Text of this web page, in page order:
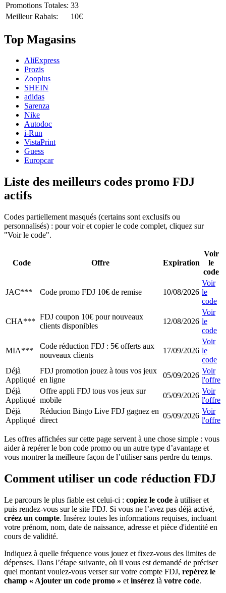
Promotions Totales: 33
Meilleur Rabais:
10€
Top Magasins
AliExpress
Prozis
Zooplus
SHEIN
adidas
Sarenza
Nike
Autodoc
i-Run
VistaPrint
Guess
Europcar
Liste des meilleurs codes promo FDJ
actifs
Codes partiellement masqués (certains sont exclusifs ou
personnalisés) : pour voir et copier le code complet, cliquez sur
"Voir le code".
Code Offre Expiration
Voir
le
code
JAC*** Code promo FDJ 10€ de remise 10/08/2026
Voir
le
code
CHA***
FDJ coupon 10€ pour nouveaux
clients disponibles
12/08/2026
Voir
le
code
MIA***
Code réduction FDJ : 5€ offerts aux
nouveaux clients
17/09/2026
Voir
le
code
Déjà
Appliqué
FDJ promotion jouez à tous vos jeux
en ligne
05/09/2026
Voir
l'offre
Déjà
Appliqué
Offre appli FDJ tous vos jeux sur
mobile
05/09/2026
Voir
l'offre
Déjà
Appliqué
Réducion Bingo Live FDJ gagnez en
direct
05/09/2026
Voir
l'offre
Les offres affichées sur cette page servent à une chose simple : vous
aider à repérer le bon code promo ou un autre type d’avantage et
vous montrer la meilleure façon de l’utiliser sans perdre du temps.
Comment utiliser un code réduction FDJ
Le parcours le plus fiable est celui-ci : copiez le code à utiliser et
puis rendez-vous sur le site FDJ. Si vous ne l’avez pas déjà activé,
créez un compte. Insérez toutes les informations requises, incluant
votre prénom, nom, date de naissance, adresse et pièce d'identité en
cours de validité.
Indiquez à quelle fréquence vous jouez et fixez-vous des limites de
dépenses. Dans l’étape suivante, où il vous est demandé de préciser
quel montant voulez-vous verser sur votre compte FDJ, repérez le
champ « Ajouter un code promo » et insérez là votre code.